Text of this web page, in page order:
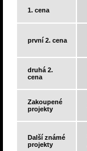
1. cena
první 2. cena
druhá 2.
cena
Zakoupené
projekty
Další známé
projekty